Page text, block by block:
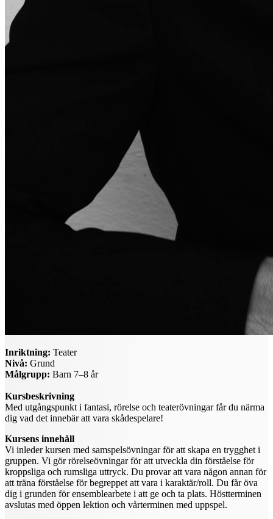
Inriktning: Teater
Nivå: Grund
Målgrupp: Barn 7–8 år
Kursbeskrivning
Med utgångspunkt i fantasi, rörelse och teaterövningar får du närma
dig vad det innebär att vara skådespelare!
Kursens innehåll
Vi inleder kursen med samspelsövningar för att skapa en trygghet i
gruppen. Vi gör rörelseövningar för att utveckla din förståelse för
kroppsliga och rumsliga uttryck. Du provar att vara någon annan för
att träna förståelse för begreppet att vara i karaktär/roll. Du får öva
dig i grunden för ensemblearbete i att ge och ta plats. Höstterminen
avslutas med öppen lektion och vårterminen med uppspel.